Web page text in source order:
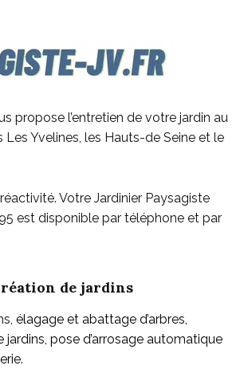
propose l’entretien de votre jardin au
Les Yvelines, les Hauts-de Seine et le
Votre Jardinier Paysagiste
est disponible par téléphone et par
de jardins
élagage et abattage d’arbres,
pose d’arrosage automatique